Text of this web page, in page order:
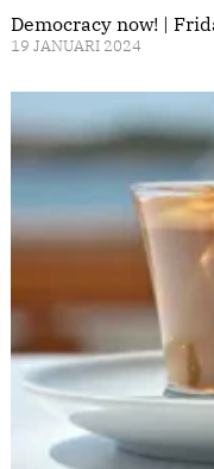
Democracy now! |
19 JANUARI 2024